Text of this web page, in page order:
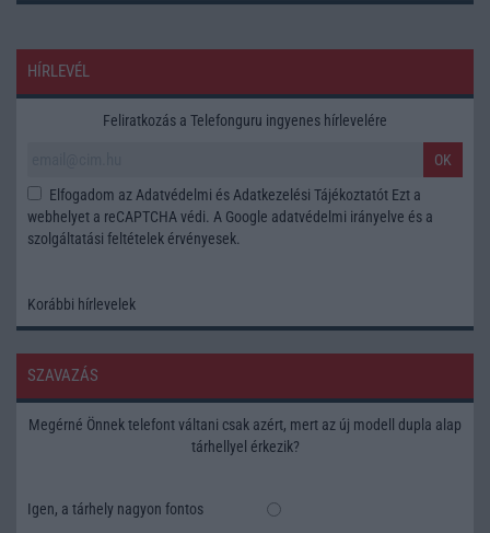
HÍRLEVÉL
Feliratkozás a Telefonguru ingyenes hírlevelére
OK
Elfogadom az Adatvédelmi és Adatkezelési Tájékoztatót Ezt a
webhelyet a reCAPTCHA védi. A Google adatvédelmi irányelve és a
szolgáltatási feltételek érvényesek.
Korábbi hírlevelek
SZAVAZÁS
Megérné Önnek telefont váltani csak azért, mert az új modell dupla alap
tárhellyel érkezik?
Igen, a tárhely nagyon fontos